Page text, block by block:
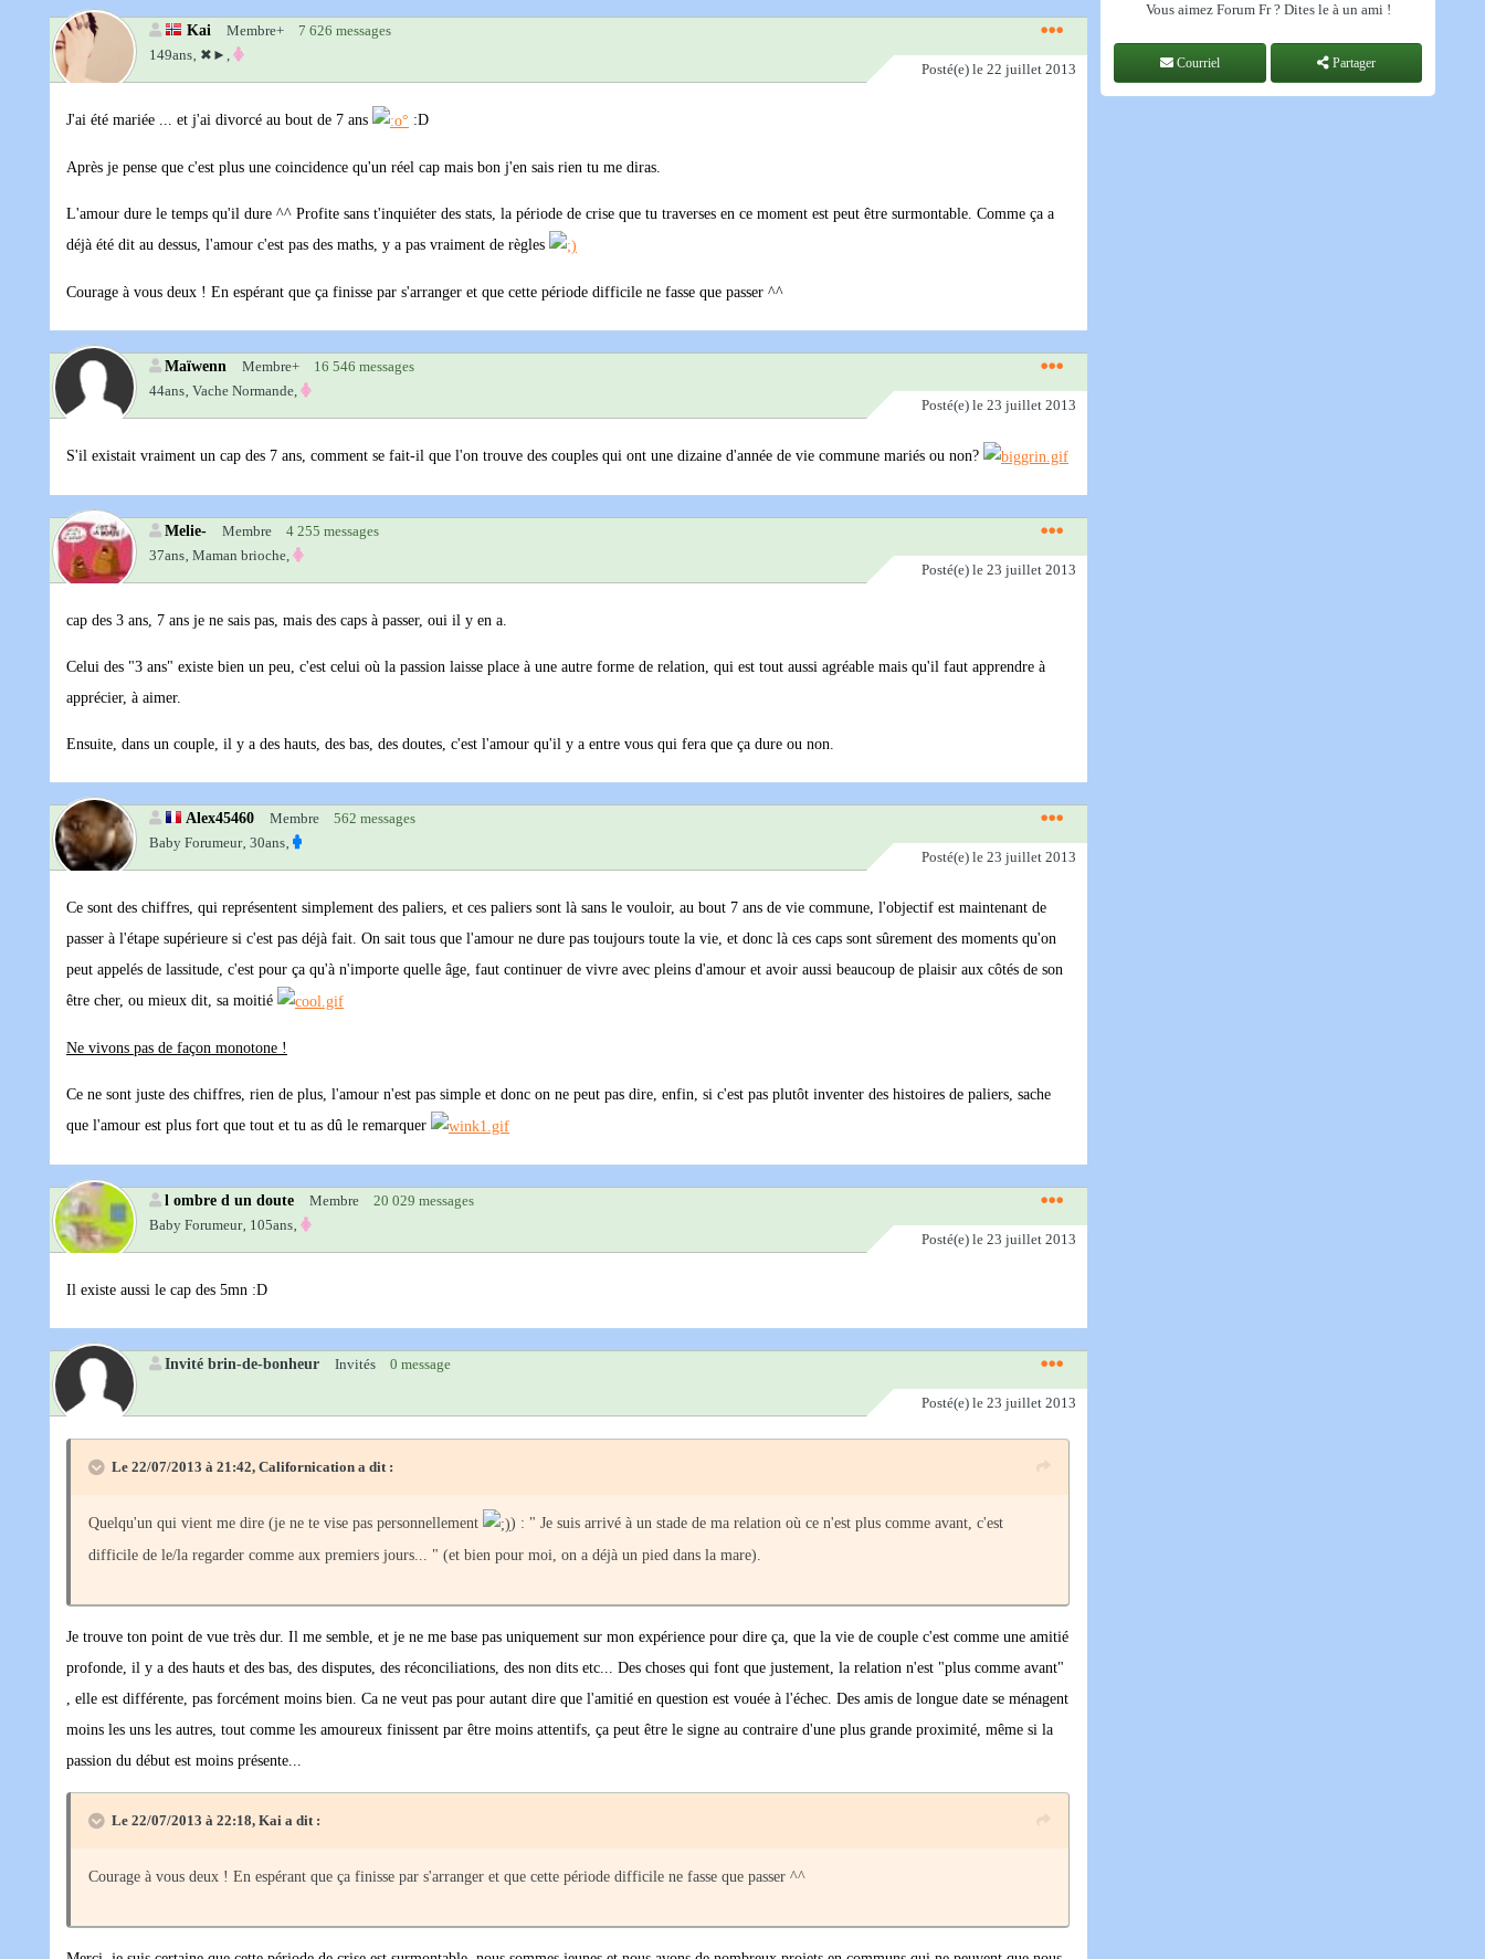
Kai Membre+
7 626 messages
149ans‚ ✖►,
Posté(e) le 22 juillet 2013
J'ai été mariée ... et j'ai divorcé au bout de 7 ans :D
Après je pense que c'est plus une coincidence qu'un réel cap mais bon j'en sais rien tu me diras.
L'amour dure le temps qu'il dure ^^ Profite sans t'inquiéter des stats, la période de crise que tu traverses en ce moment est peut être surmontable. Comme ça a
déjà été dit au dessus, l'amour c'est pas des maths, y a pas vraiment de règles
Courage à vous deux ! En espérant que ça finisse par s'arranger et que cette période difficile ne fasse que passer ^^
Maïwenn Membre+
16 546 messages
44ans‚ Vache Normande,
Posté(e) le 23 juillet 2013
S'il existait vraiment un cap des 7 ans, comment se fait-il que l'on trouve des couples qui ont une dizaine d'année de vie commune mariés ou non?
Melie- Membre
4 255 messages
37ans‚ Maman brioche,
Posté(e) le 23 juillet 2013
cap des 3 ans, 7 ans je ne sais pas, mais des caps à passer, oui il y en a.
Celui des "3 ans" existe bien un peu, c'est celui où la passion laisse place à une autre forme de relation, qui est tout aussi agréable mais qu'il faut apprendre à
apprécier, à aimer.
Ensuite, dans un couple, il y a des hauts, des bas, des doutes, c'est l'amour qu'il y a entre vous qui fera que ça dure ou non.
Alex45460 Membre
562 messages
Baby Forumeur‚ 30ans‚
Posté(e) le 23 juillet 2013
Ce sont des chiffres, qui représentent simplement des paliers, et ces paliers sont là sans le vouloir, au bout 7 ans de vie commune, l'objectif est maintenant de
passer à l'étape supérieure si c'est pas déjà fait. On sait tous que l'amour ne dure pas toujours toute la vie, et donc là ces caps sont sûrement des moments qu'on
peut appelés de lassitude, c'est pour ça qu'à n'importe quelle âge, faut continuer de vivre avec pleins d'amour et avoir aussi beaucoup de plaisir aux côtés de son
être cher, ou mieux dit, sa moitié
Ne vivons pas de façon monotone !
Ce ne sont juste des chiffres, rien de plus, l'amour n'est pas simple et donc on ne peut pas dire, enfin, si c'est pas plutôt inventer des histoires de paliers, sache
que l'amour est plus fort que tout et tu as dû le remarquer
l ombre d un doute Membre
20 029 messages
Baby Forumeur‚ 105ans‚
Posté(e) le 23 juillet 2013
Il existe aussi le cap des 5mn :D
Invité brin-de-bonheur Invités 0 message
Posté(e) le 23 juillet 2013
Le 22/07/2013 à 21:42, Californication a dit :
Quelqu'un qui vient me dire (je ne te vise pas personnellement
) : " Je suis arrivé à un stade de ma relation où ce n'est plus comme avant, c'est
difficile de le/la regarder comme aux premiers jours... " (et bien pour moi, on a déjà un pied dans la mare).
Je trouve ton point de vue très dur. Il me semble, et je ne me base pas uniquement sur mon expérience pour dire ça, que la vie de couple c'est comme une amitié
profonde, il y a des hauts et des bas, des disputes, des réconciliations, des non dits etc... Des choses qui font que justement, la relation n'est "plus comme avant"
, elle est différente, pas forcément moins bien. Ca ne veut pas pour autant dire que l'amitié en question est vouée à l'échec. Des amis de longue date se ménagent
moins les uns les autres, tout comme les amoureux finissent par être moins attentifs, ça peut être le signe au contraire d'une plus grande proximité, même si la
passion du début est moins présente...
Le 22/07/2013 à 22:18, Kai a dit :
Courage à vous deux ! En espérant que ça finisse par s'arranger et que cette période difficile ne fasse que passer ^^
Vous aimez Forum Fr ? Dites le à un ami !
Courriel Partager